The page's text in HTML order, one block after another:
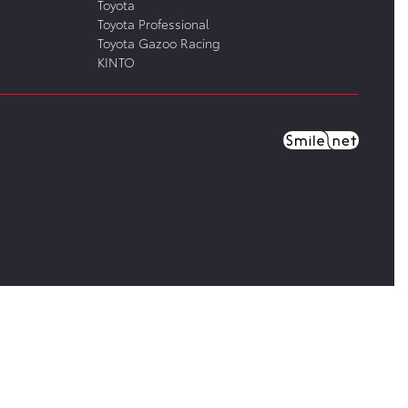
Toyota
Toyota Professional
Toyota Gazoo Racing
KINTO